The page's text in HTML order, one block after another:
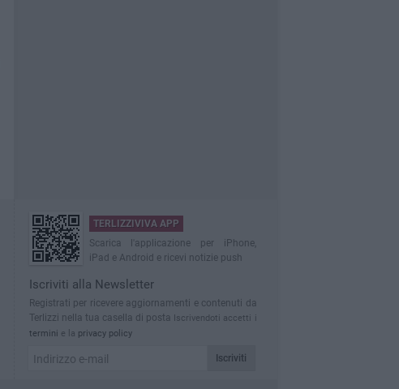
TERLIZZIVIVA APP
Scarica l'applicazione per iPhone,
iPad e Android e ricevi notizie push
Iscriviti alla Newsletter
Registrati per ricevere aggiornamenti e contenuti da
Terlizzi nella tua casella di posta
Iscrivendoti accetti i
termini e la privacy policy
Iscriviti